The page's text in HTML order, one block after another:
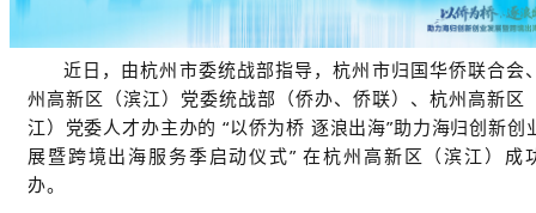
近日，由杭州市委统战部指导，杭州市归国华侨联合会
州高新区（滨江）党委统战部（侨办、侨联）、杭州高新区
江）党委人才办主办的 “以侨为桥 逐浪出海”助力海归创新创
展暨跨境出海服务季启动仪式” 在杭州高新区（滨江）成
办。